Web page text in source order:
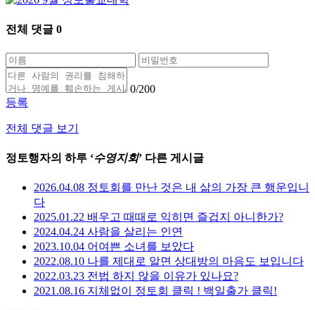
전체 댓글 0
0/200
등록
전체 댓글 보기
정토행자의 하루 ‘수영지회’ 다른 게시글
2026.04.08 정토회를 만난 것은 내 삶의 가장 큰 행운입니
다
2025.01.22 배우고 때때로 익히면 즐겁지 아니한가?
2024.04.24 사람을 살리는 인연
2023.10.04 어여쁜 소녀를 보았다
2022.08.10 나를 제대로 알면 상대방의 마음도 보입니다
2022.03.23 전법 하지 않을 이유가 있나요?
2021.08.16 지체없이 정토회 클릭 ! 백일출가 클릭!